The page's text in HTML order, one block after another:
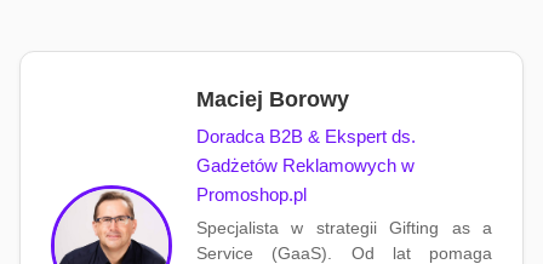
Maciej Borowy
Doradca B2B & Ekspert ds.
Gadżetów Reklamowych w
Promoshop.pl
Specjalista w strategii Gifting as a
Service (GaaS). Od lat pomaga